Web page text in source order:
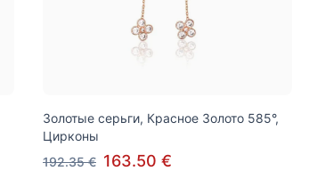
Золотые серьги, Красное Золото 585°,
Цирконы
192.35 € 163.50 €